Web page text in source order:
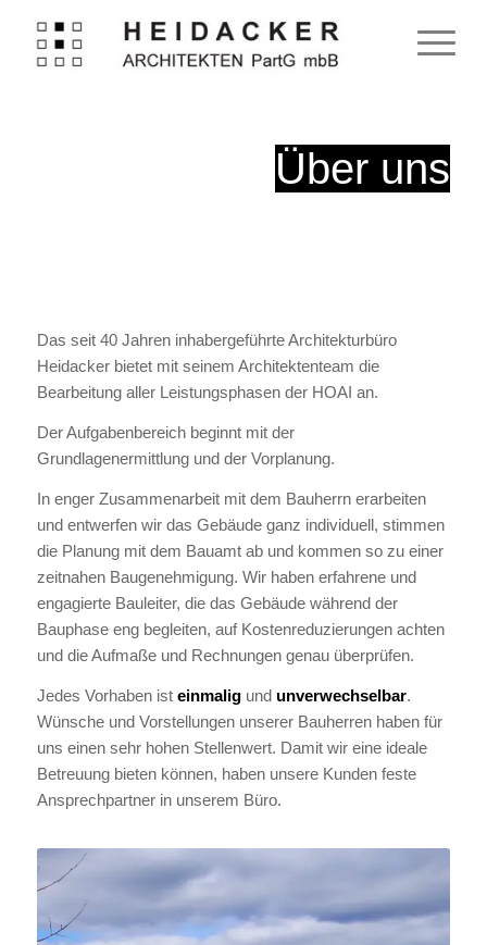
Über uns
Das seit 40 Jahren inhabergeführte Architekturbüro
Heidacker bietet mit seinem Architektenteam die
Bearbeitung aller Leistungsphasen der HOAI an.
Der Aufgabenbereich beginnt mit der
Grundlagenermittlung und der Vorplanung.
In enger Zusammenarbeit mit dem Bauherrn erarbeiten
und entwerfen wir das Gebäude ganz individuell, stimmen
die Planung mit dem Bauamt ab und kommen so zu einer
zeitnahen Baugenehmigung. Wir haben erfahrene und
engagierte Bauleiter, die das Gebäude während der
Bauphase eng begleiten, auf Kostenreduzierungen achten
und die Aufmaße und Rechnungen genau überprüfen.
Jedes Vorhaben ist einmaligund unverwechselbar.
Wünsche und Vorstellungen unserer Bauherren haben für
uns einen sehr hohen Stellenwert. Damit wir eine ideale
Betreuung bieten können, haben unsere Kunden feste
Ansprechpartner in unserem Büro.